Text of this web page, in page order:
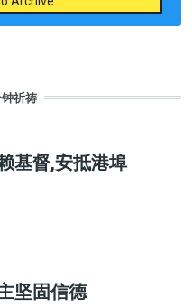
钟祈祷
基督,安抵港埠
坚固信德